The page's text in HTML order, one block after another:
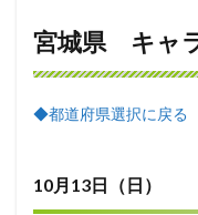
宮城県 キャ
◆都道府県選択に戻る
10月13日（日）